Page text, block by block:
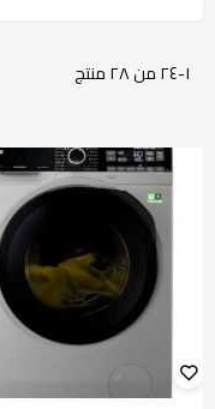
١-٢٤من٢٨منتج